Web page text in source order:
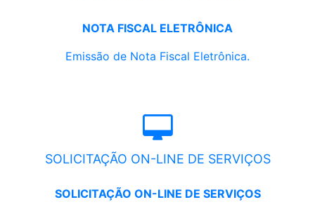
NOTA FISCAL ELETRÔNICA
Emissão de Nota Fiscal Eletrônica.
SOLICITAÇÃO ON-LINE DE SERVIÇOS
SOLICITAÇÃO ON-LINE DE SERVIÇOS